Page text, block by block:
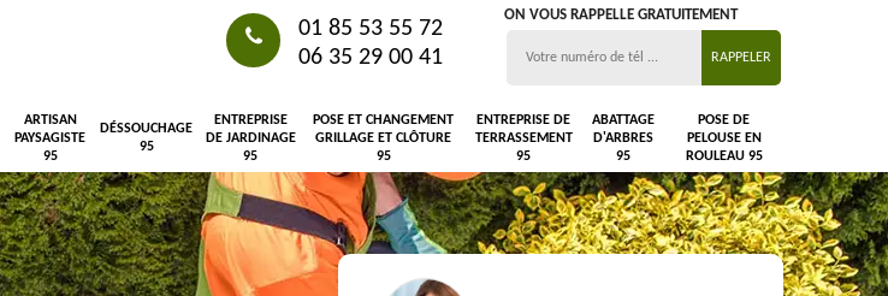
01 85 53 55 72
06 35 29 00 41
ON VOUS RAPPELLE GRATUITEMENT
ARTISAN
PAYSAGISTE
95
DÉSSOUCHAGE
95
ENTREPRISE
DE JARDINAGE
95
POSE ET CHANGEMENT
GRILLAGE ET CLÔTURE
95
ENTREPRISE DE
TERRASSEMENT
95
ABATTAGE
D'ARBRES
95
POSE DE
PELOUSE EN
ROULEAU 95